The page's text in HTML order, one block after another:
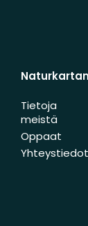
Naturkartan
Tietoja
meistä
Oppaat
Yhteystiedot